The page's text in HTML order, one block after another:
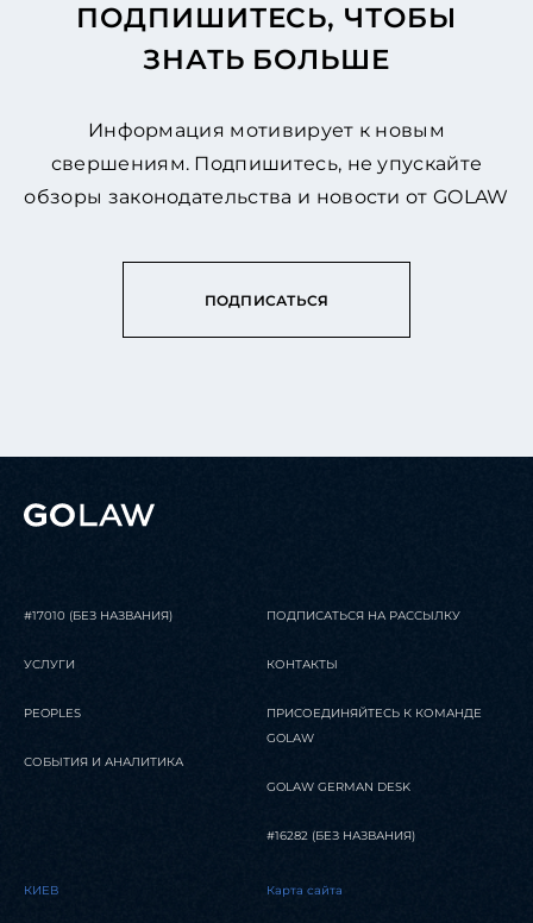
ПОДПИШИТЕСЬ, ЧТОБЫ
ЗНАТЬ БОЛЬШЕ
Информация мотивирует к новым
свершениям. Подпишитесь, не упускайте
обзоры законодательства и новости от GOLAW
ПОДПИСАТЬСЯ
#17010 (БЕЗ НАЗВАНИЯ)
УСЛУГИ
PEOPLES
СОБЫТИЯ И АНАЛИТИКА
ПОДПИСАТЬСЯ НА РАССЫЛКУ
КОНТАКТЫ
ПРИСОЕДИНЯЙТЕСЬ К КОМАНДЕ
GOLAW
GOLAW GERMAN DESK
#16282 (БЕЗ НАЗВАНИЯ)
КИЕВ Карта сайта